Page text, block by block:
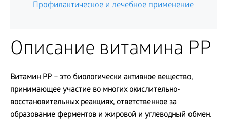
Профилактическое и лечебное применение
Описание витамина PP
Витамин PP – это биологически активное вещество,
принимающее участие во многих окислительно-
восстановительных реакциях, ответственное за
образование ферментов и жировой и углеводный обмен.